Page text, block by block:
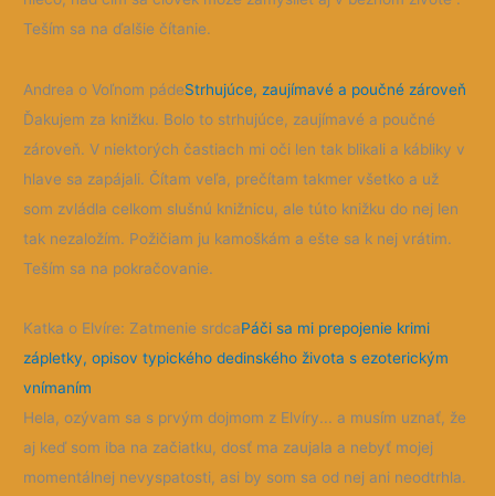
Teším sa na ďalšie čítanie.
Andrea o Voľnom pádeStrhujúce, zaujímavé a poučné zároveň
Ďakujem za knižku. Bolo to strhujúce, zaujímavé a poučné
zároveň. V niektorých častiach mi oči len tak blikali a kábliky v
hlave sa zapájali. Čítam veľa, prečítam takmer všetko a už
som zvládla celkom slušnú knižnicu, ale túto knižku do nej len
tak nezaložím. Požičiam ju kamoškám a ešte sa k nej vrátim.
Teším sa na pokračovanie.
Katka o Elvíre: Zatmenie srdcaPáči sa mi prepojenie krimi
zápletky, opisov typického dedinského života s ezoterickým
vnímaním
Hela, ozývam sa s prvým dojmom z Elvíry... a musím uznať, že
aj keď som iba na začiatku, dosť ma zaujala a nebyť mojej
momentálnej nevyspatosti, asi by som sa od nej ani neodtrhla.